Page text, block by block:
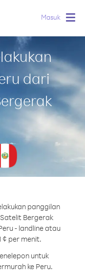
Masuk
dari
panggilan
Bergerak
- landline atau
¢ per menit.
untuk
ke Peru.